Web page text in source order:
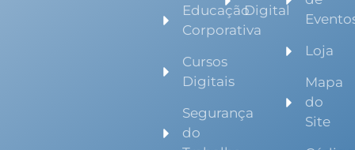
Educação
Corporativa
Cursos
Digitais
Segurança
do
Digital
Loja
Mapa
do
Site